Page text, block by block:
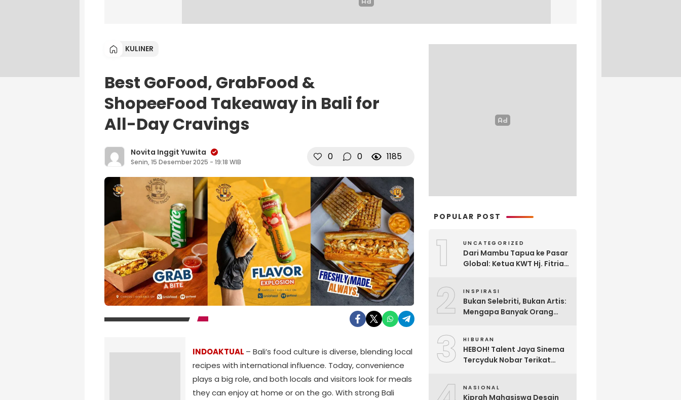
KULINER
Best GoFood, GrabFood &
ShopeeFood Takeaway in Bali for
All-Day Cravings
Novita Inggit Yuwita
Senin, 15 Desember 2025 - 19:18 WIB 0 0 1185
INDOAKTUAL – Bali’s food culture is diverse, blending local
recipes with international influence. Today, convenience
plays a big role, and both locals and visitors look for meals
they can enjoy at home or on the go. With strong Bali
POPULAR POST
1 UNCATEGORIZED
Dari Mambu Tapua ke Pasar
Global: Ketua KWT Hj. Fitria
Negeri
2 INSPIRASI
Bukan Selebriti, Bukan Artis:
Mengapa Banyak Orang
3 HIBURAN
HEBOH! Talent Jaya Sinema
Tercyduk Nobar Terikat
NASIONAL
Kiprah Mahasiswa Desain